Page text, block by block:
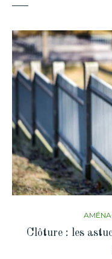
Clôture : les